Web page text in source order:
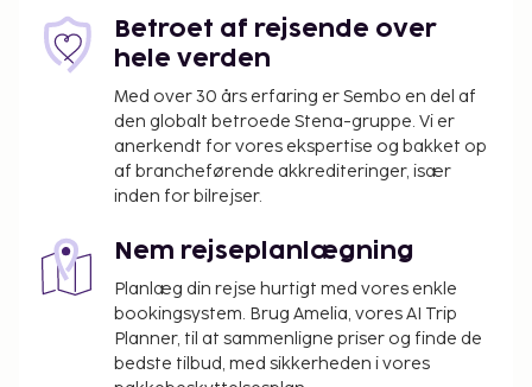
Gæster skal kontakte overnatningsstedet
direkte via kontaktoplysningerne i
reservationsbekræftelsen for at medbringe
kæledyr (der pålægges et tillægsgebyr, som
kan findes i afsnittet om gebyrer).
Betroet af rejsende over
hele verden
Med over 30 års erfaring er Sembo en del af
den globalt betroede Stena-gruppe. Vi er
anerkendt for vores ekspertise og bakket op
af brancheførende akkrediteringer, især
inden for bilrejser.
Nem rejseplanlægning
Planlæg din rejse hurtigt med vores enkle
bookingsystem. Brug Amelia, vores AI Trip
Planner, til at sammenligne priser og finde de
bedste tilbud, med sikkerheden i vores